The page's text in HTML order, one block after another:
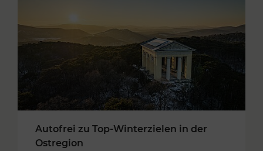
Autofrei zu Top-Winterzielen in der
Ostregion